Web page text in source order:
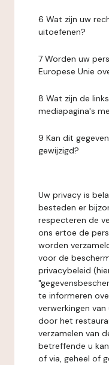
6 Wat zijn uw
uitoefenen?
7 Worden uw
Europese Unie
8 Wat zijn de
mediapagina's
9 Kan dit
gewijzigd?
Uw privacy is
besteden er
respecteren de
ons ertoe de
worden
voor de
privacybeleid
te informeren
verwerkingen
door het
verzamelen van
betreffende u
of via, geheel of